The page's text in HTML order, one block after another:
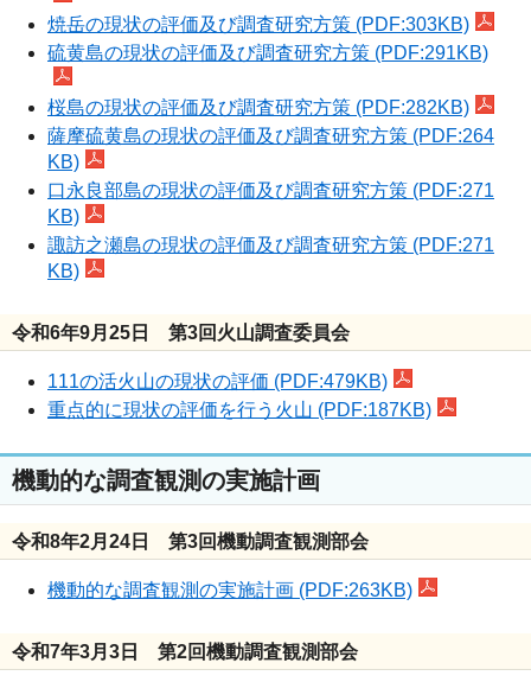
焼岳の現状の評価及び調査研究方策 (PDF:303KB)
硫黄島の現状の評価及び調査研究方策 (PDF:291KB)
桜島の現状の評価及び調査研究方策 (PDF:282KB)
薩摩硫黄島の現状の評価及び調査研究方策 (PDF:264
KB)
口永良部島の現状の評価及び調査研究方策 (PDF:271
KB)
諏訪之瀬島の現状の評価及び調査研究方策 (PDF:271
KB)
令和6年9月25日 第3回火山調査委員会
111の活火山の現状の評価 (PDF:479KB)
重点的に現状の評価を行う火山 (PDF:187KB)
機動的な調査観測の実施計画
令和8年2月24日 第3回機動調査観測部会
機動的な調査観測の実施計画 (PDF:263KB)
令和7年3月3日 第2回機動調査観測部会